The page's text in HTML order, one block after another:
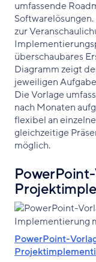
umfassende
zur
überschaubares
Diagramm zeigt
jeweiligen
Die Vorlage
nach Monaten
flexibel an
gleichzeitige
möglich.
PowerPoint-